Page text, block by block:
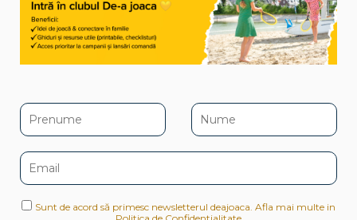
Sunt de acord să primesc newsletterul deajoaca. Afla mai multe in